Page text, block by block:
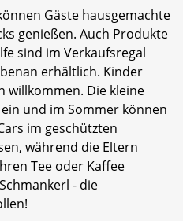
Gäste hausgemachte
genießen. Auch Produkte
sind im Verkaufsregal
erhältlich. Kinder
willkommen. Die kleine
und im Sommer können
im geschützten
während die Eltern
Tee oder Kaffee
- die